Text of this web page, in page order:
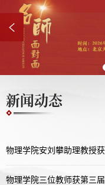
新闻动态
物理学院安刘攀助理教授